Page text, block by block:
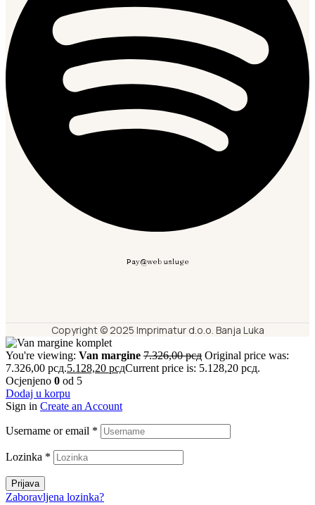
Pay@web usluge
Copyright © 2025 Imprimatur d.o.o. Banja Luka
You're viewing: Van margine 7.326,00рсд Original price was:
7.326,00 рсд.5.128,20 рсдCurrent price is: 5.128,20 рсд.
Ocjenjeno 0 od 5
Dodaj u korpu
Sign in Create an Account
Username or email *
Lozinka *
Prijava
Zaboravljena lozinka?